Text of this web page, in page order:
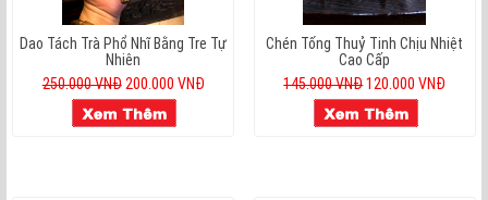
Dao Tách Trà Phổ Nhĩ Bằng Tre Tự
Nhiên
250.000 VNĐ 200.000 VNĐ
Chén Tống Thuỷ Tinh Chịu Nhiệt
Cao Cấp
145.000 VNĐ120.000 VNĐ